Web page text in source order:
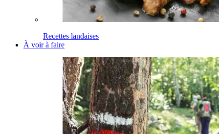
Recettes landaises
À voir à faire